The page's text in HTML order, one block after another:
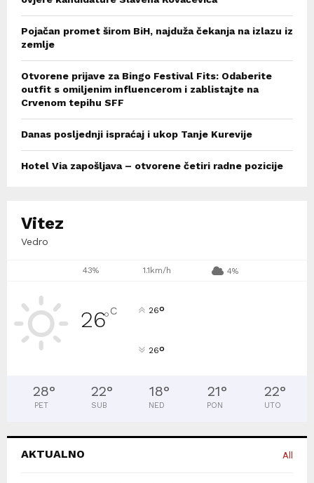
Pojačan promet širom BiH, najduža čekanja na izlazu iz
zemlje
Otvorene prijave za Bingo Festival Fits: Odaberite
outfit s omiljenim influencerom i zablistajte na
Crvenom tepihu SFF
Danas posljednji ispraćaj i ukop Tanje Kurevije
Hotel Via zapošljava – otvorene četiri radne pozicije
Vitez
Vedro
43% 1.1km/h 4%
26°C 26°
26°
28°
PET
22°
SUB
18°
NED
21°
PON
22°
UTO
AKTUALNO All